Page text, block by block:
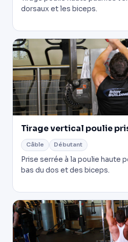
dorsaux et les biceps.
Tirage vertical poulie
Câble Débutant
Prise serrée à la poulie haute
bas du dos et des biceps.